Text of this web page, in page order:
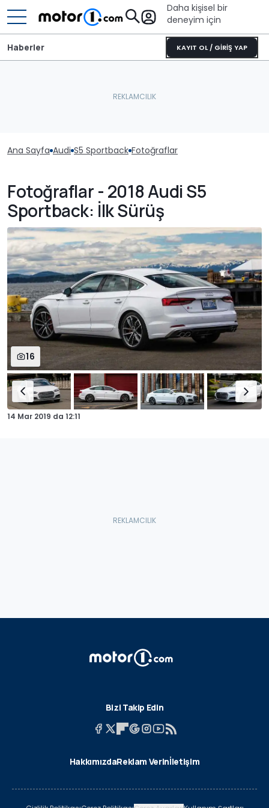
Daha kişisel bir
deneyim için
KAYIT OL / GİRİŞ YAP
Haberler
Ana Sayfa Audi S5 Sportback Fotoğraflar
Fotoğraflar - 2018 Audi S5
Sportback: İlk Sürüş
16
14 Mar 2019 da 12:11
Bizi Takip Edin
HakkımızdaReklam Verinİletişim